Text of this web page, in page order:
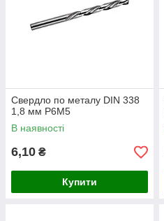
Свердло по металу DIN 338
1,8 мм P6M5
В наявності
6,10 ₴
Купити